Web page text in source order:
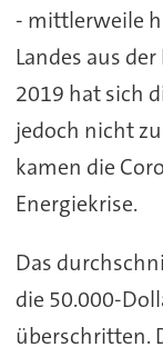
- mittlerweile
Landes aus
2019 hat sich
jedoch nicht
kamen die
Energiekrise.
Das
die 50.000-
überschritten.